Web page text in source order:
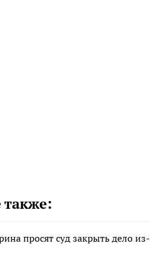
также:
просят суд закрыть дело из-